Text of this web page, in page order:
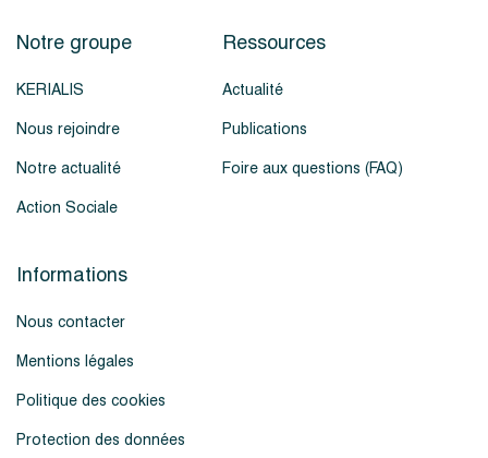
Notre groupe
KERIALIS
Nous rejoindre
Notre actualité
Action Sociale
Ressources
Actualité
Publications
Foire aux questions (FAQ)
Informations
Nous contacter
Mentions légales
Politique des cookies
Protection des données